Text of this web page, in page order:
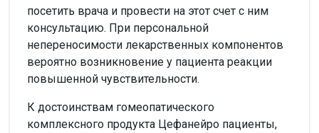
посетить врача и провести на этот счет с ним
консультацию. При персональной
непереносимости лекарственных компонентов
вероятно возникновение у пациента реакции
повышенной чувствительности.
К достоинствам гомеопатического
комплексного продукта Цефанейро пациенты,